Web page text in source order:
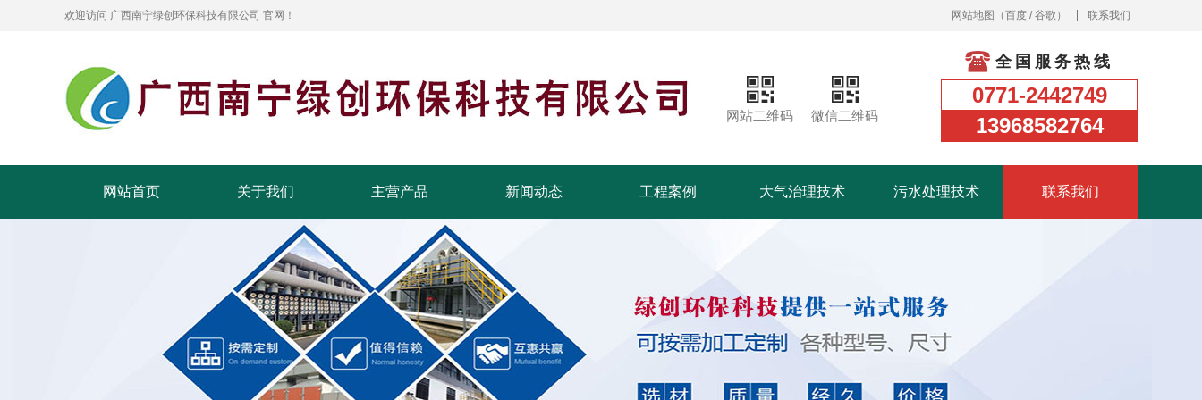
欢迎访问 广西南宁绿创环保科技有限公司 官网！ 网站地图 （百度 /谷歌 ） 联系我们
全国服务热线
0771-2442749
13968582764
网站二维码 微信二维码
网站首页 关于我们 主营产品 新闻动态 工程案例 大气治理技术 污水处理技术 联系我们